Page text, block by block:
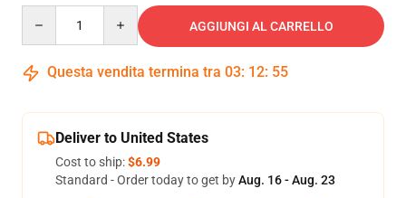
AGGIUNGI AL CARRELLO
Questa vendita termina tra 03: 12: 54
Deliver to United States
Cost to ship:$6.99
Standard - Order today to get byAug. 16 - Aug. 23